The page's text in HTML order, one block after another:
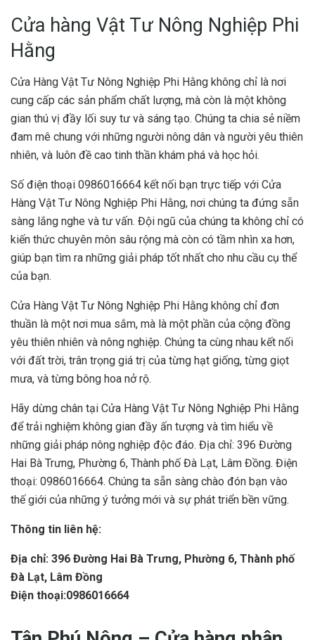
Cửa hàng Vật Tư Nông Nghiệp Phi
Hằng
Cửa Hàng Vật Tư Nông Nghiệp Phi Hằng không chỉ là nơi
cung cấp các sản phẩm chất lượng, mà còn là một không
gian thú vị đầy lối suy tư và sáng tạo. Chúng ta chia sẻ niềm
đam mê chung với những người nông dân và người yêu thiên
nhiên, và luôn đề cao tinh thần khám phá và học hỏi.
Số điện thoại 0986016664 kết nối bạn trực tiếp với Cửa
Hàng Vật Tư Nông Nghiệp Phi Hằng, nơi chúng ta đứng sẵn
sàng lắng nghe và tư vấn. Đội ngũ của chúng ta không chỉ có
kiến thức chuyên môn sâu rộng mà còn có tầm nhìn xa hơn,
giúp bạn tìm ra những giải pháp tốt nhất cho nhu cầu cụ thể
của bạn.
Cửa Hàng Vật Tư Nông Nghiệp Phi Hằng không chỉ đơn
thuần là một nơi mua sắm, mà là một phần của cộng đồng
yêu thiên nhiên và nông nghiệp. Chúng ta cùng nhau kết nối
với đất trời, trân trọng giá trị của từng hạt giống, từng giọt
mưa, và từng bông hoa nở rộ.
Hãy dừng chân tại Cửa Hàng Vật Tư Nông Nghiệp Phi Hằng
để trải nghiệm không gian đầy ấn tượng và tìm hiểu về
những giải pháp nông nghiệp độc đáo. Địa chỉ: 396 Đường
Hai Bà Trưng, Phường 6, Thành phố Đà Lạt, Lâm Đồng. Điện
thoại: 0986016664. Chúng ta sẵn sàng chào đón bạn vào
thế giới của những ý tưởng mới và sự phát triển bền vững.
Thông tin liên hệ:
Địa chỉ: 396 Đường Hai Bà Trưng, Phường 6, Thành phố
Đà Lạt, Lâm Đồng
Điện thoại:0986016664